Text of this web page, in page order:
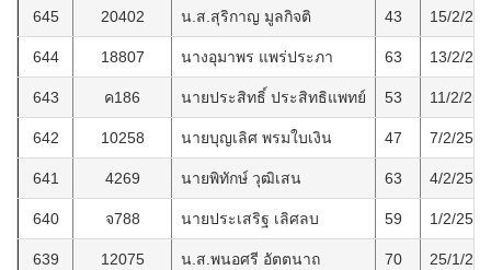
645 20402 น.ส.สุริกาญ มูลกิจติ 43 15/2/
644 18807 นางอุมาพร แพร่ประภา 63 13/2/
643 ค186 นายประสิทธิ์ ประสิทธิแพทย์ 53 11/2/
642 10258 นายบุญเลิศ พรมใบเงิน 47 7/2/2563
641 4269 นายพิทักษ์ วุฒิเสน 63 4/2/2563
640 จ788 นายประเสริฐ เลิศลบ 59 1/2/2563
639 12075 น.ส.พนอศรี อัตตนาถ 70 25/1/